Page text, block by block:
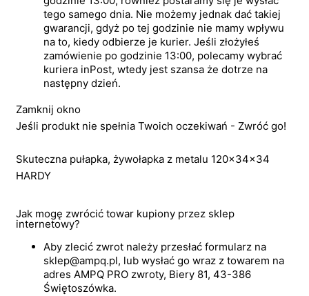
tego samego dnia. Nie możemy jednak dać takiej
gwarancji, gdyż po tej godzinie nie mamy wpływu
na to, kiedy odbierze je kurier. Jeśli złożyłeś
zamówienie po godzinie 13:00, polecamy wybrać
kuriera inPost, wtedy jest szansa że dotrze na
następny dzień.
Zamknij okno
Jeśli produkt nie spełnia Twoich oczekiwań - Zwróć go!
Skuteczna pułapka, żywołapka z metalu 120x34x34
HARDY
Jak mogę zwrócić towar kupiony przez sklep
internetowy?
Aby zlecić zwrot należy przesłać formularz na
sklep@ampq.pl, lub wysłać go wraz z towarem na
adres AMPQ PRO zwroty, Biery 81, 43-386
Świętoszówka.